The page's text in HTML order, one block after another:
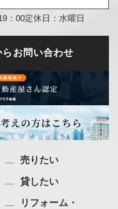
：00定休日：水曜日
らお問い合わせ
売りたい
貸したい
リフォーム・